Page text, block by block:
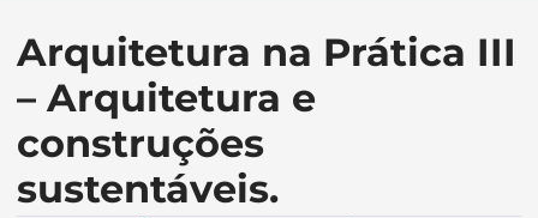
Arquitetura na Prática III
– Arquitetura e
construções
sustentáveis.